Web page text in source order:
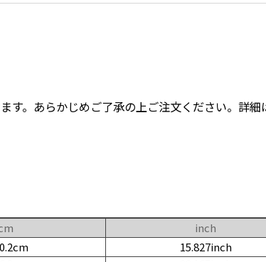
す。あらかじめご了承の上ご注文ください。詳細
inch
15.827inch